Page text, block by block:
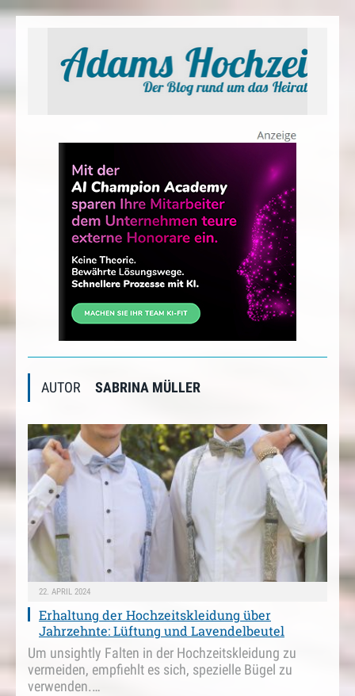
Adams Hochzeit
AUTOR SABRINA MÜLLER
22. APRIL 2024
Erhaltung der Hochzeitskleidung über
Jahrzehnte: Lüftung und Lavendelbeutel
Um unsightly Falten in der Hochzeitskleidung zu
vermeiden, empfiehlt es sich, spezielle Bügel zu
verwenden.…